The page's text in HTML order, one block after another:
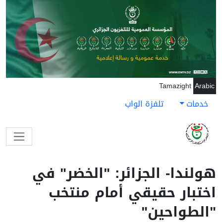
تجاوز إلى المحتوى الرئيسي
Arabic
Tamazight
خدمات تلفزة الواب
هولندا- الجزائر: "الخضر" في
اختبار حقيقي أمام منتخب
"الطواحين"